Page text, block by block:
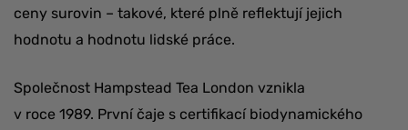
ceny surovin – takové, které plně reflektují jejich
hodnotu a hodnotu lidské práce.
Společnost Hampstead Tea London vznikla
v roce 1989. První čaje s certifikací biodynamického